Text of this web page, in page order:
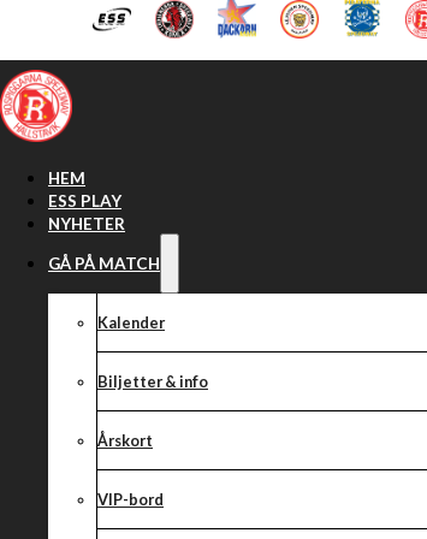
Hoppa till huvudinnehåll Hoppa till sidfot
HEM
ESS PLAY
NYHETER
GÅ PÅ MATCH
Kalender
Biljetter & info
Årskort
VIP-bord